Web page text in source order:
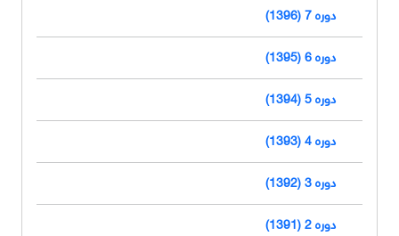
دوره 7 (1396)
دوره 6 (1395)
دوره 5 (1394)
دوره 4 (1393)
دوره 3 (1392)
دوره 2 (1391)